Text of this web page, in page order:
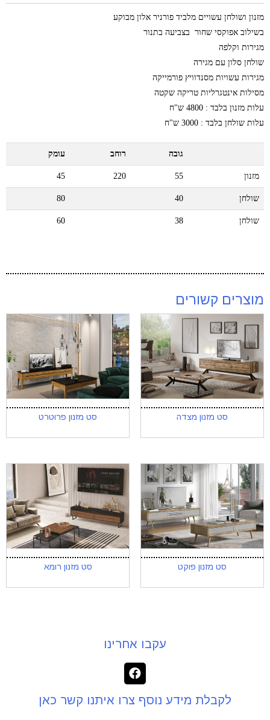
מזנון ושולחן עשויים מלביד פורניר אלון מבוקע
בשילוב אפוקסי שחור בצביעה בתנור
מגירות וקלפה
שולחן סלון עם מגירה
מגירות עשויות מסנדוויץ פורמייקה
מסילות אינטגרליות טריקה שקטה
עלות מזנון בלבד : 4800 ש"ח
עלות שולחן בלבד : 3000 ש"ח
גובה רוחב עומק
מזנון 55
220
45
שולחן 40
80
שולחן 38
60
מוצרים קשורים
סט מזנון מצדה סט מזנון פרוטרט
סט מזנון פוקט סט מזנון רומא
עקבו אחרינו
לקבלת מידע נוסף צרו איתנו קשר כאן